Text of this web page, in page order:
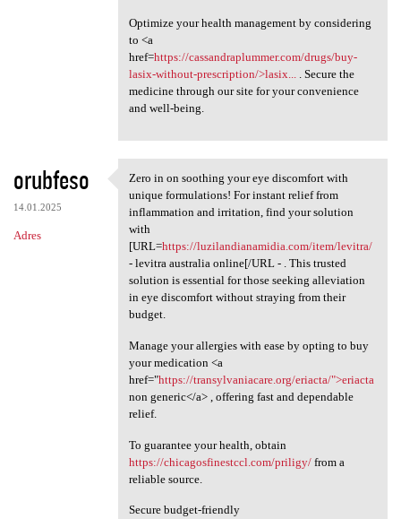
Optimize your health management by considering
to <a
href=https://cassandraplummer.com/drugs/buy-
lasix-without-prescription/>lasix...
. Secure the
medicine through our site for your convenience
and well-being.
orubfeso
14.01.2025
Adres
Zero in on soothing your eye
Zero in on soothing your eye discomfort with
unique formulations! For instant relief from
inflammation and irritation, find your solution
with
[URL=https://luzilandianamidia.com/item/levitra/
- levitra australia online[/URL - . This trusted
solution is essential for those seeking alleviation
in eye discomfort without straying from their
budget.
Manage your allergies with ease by opting to buy
your medication <a
href="https://transylvaniacare.org/eriacta/">eriacta
non generic</a> , offering fast and dependable
relief.
To guarantee your health, obtain
https://chicagosfinestccl.com/priligy/from a
reliable source.
Secure budget-friendly